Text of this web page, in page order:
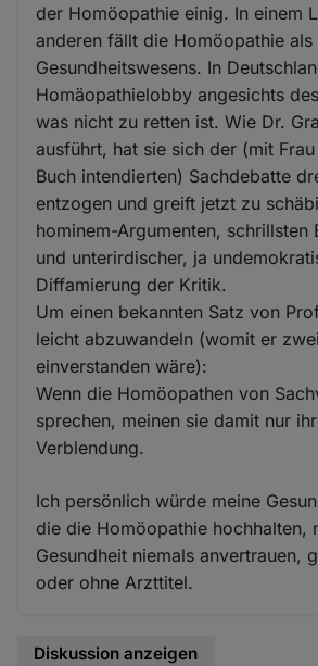
der Homöopathie einig. In einem
anderen fällt die Homöopathie als
Gesundheitswesens. In
Homäopathielobby angesichts
was nicht zu retten ist. Wie Dr.
ausführt, hat sie sich der (mit
Buch intendierten) Sachdebatte
entzogen und greift jetzt zu
hominem-Argumenten, schrillsten
und unterirdischer, ja
Diffamierung der Kritik.
Um einen bekannten Satz von
leicht abzuwandeln (womit er
einverstanden wäre):
Wenn die Homöopathen von
sprechen, meinen sie damit nur
Verblendung.
Ich persönlich würde meine
die die Homöopathie hochhalten,
Gesundheit niemals anvertrauen,
oder ohne Arzttitel.
Diskussion anzeigen